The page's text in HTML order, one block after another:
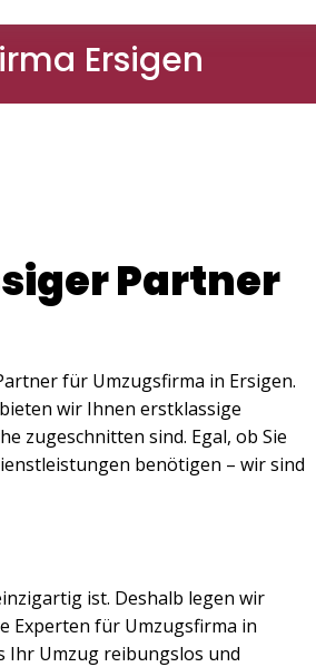
Ersigen
Partner
für Umzugsfirma in Ersigen.
wir Ihnen erstklassige
zugeschnitten sind. Egal, ob Sie
benötigen – wir sind
ist. Deshalb legen wir
Experten für Umzugsfirma in
Ihr Umzug reibungslos und